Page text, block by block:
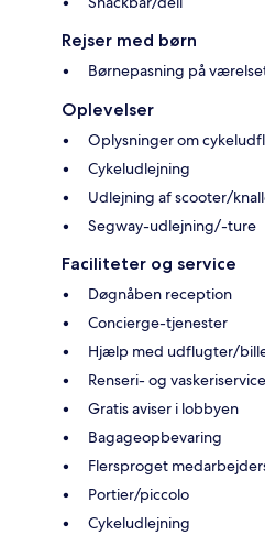
Rejser med børn
Børnepasning på
Oplevelser
Oplysninger om
Cykeludlejning
Udlejning af scooter/
Segway-udlejning/-ture
Faciliteter og service
Døgnåben reception
Concierge-tjenester
Hjælp med udflugter/
Renseri- og vaskeriservice
Gratis aviser i lobbyen
Bagageopbevaring
Flersproget
Portier/piccolo
Cykeludlejning